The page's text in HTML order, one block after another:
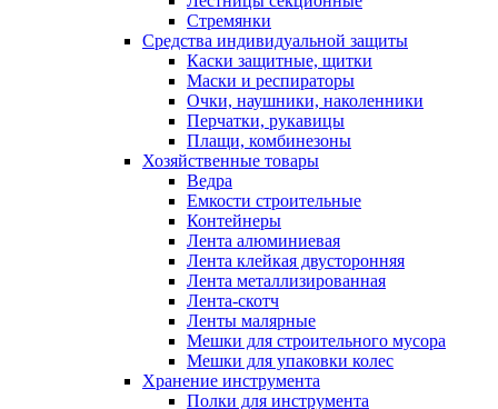
Стремянки
Средства индивидуальной защиты
Каски защитные, щитки
Маски и респираторы
Очки, наушники, наколенники
Перчатки, рукавицы
Плащи, комбинезоны
Хозяйственные товары
Ведра
Емкости строительные
Контейнеры
Лента алюминиевая
Лента клейкая двусторонняя
Лента металлизированная
Лента-скотч
Ленты малярные
Мешки для строительного мусора
Мешки для упаковки колес
Хранение инструмента
Полки для инструмента